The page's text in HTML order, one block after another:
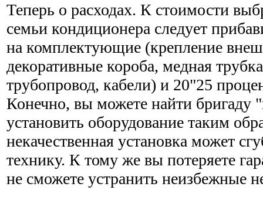
Теперь о расходах. К стоимости
семьи кондиционера следует
на комплектующие (крепление
декоративные короба, медная
трубопровод, кабели) и 20"25
Конечно, вы можете найти
установить оборудование таким
некачественная установка может
технику. К тому же вы потеряете
не сможете устранить неизбежные